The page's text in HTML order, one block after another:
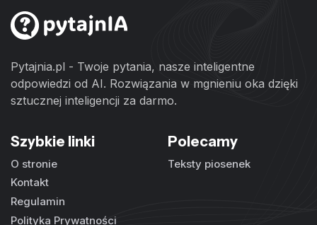
Pytajnia.pl - Twoje pytania, nasze inteligentne
odpowiedzi od AI. Rozwiązania w mgnieniu oka dzięki
sztucznej inteligencji za darmo.
Szybkie linki
O stronie
Kontakt
Regulamin
Polityka Prywatności
Polecamy
Teksty piosenek